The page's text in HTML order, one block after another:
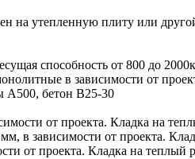
утепленную плиту или
способность от 800 до
в зависимости от
А500, бетон В25-30
от проекта. Кладка на
в зависимости от проекта.
от проекта. Кладка на теплый